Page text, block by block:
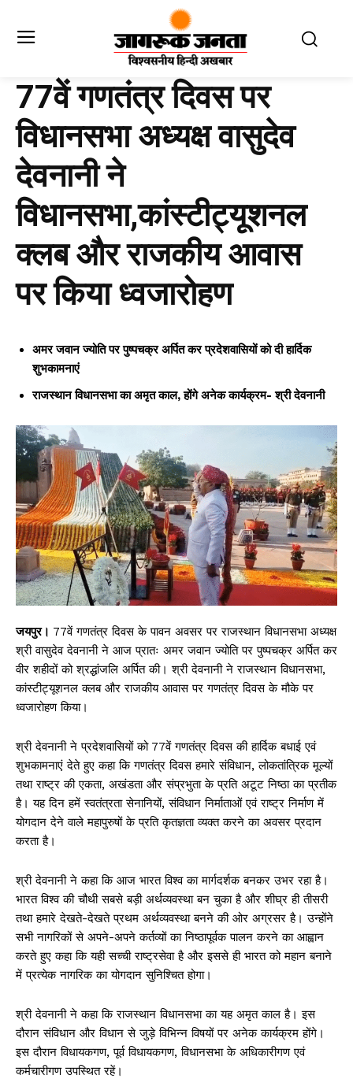
77वें गणतंत्र दिवस पर
विधानसभा अध्यक्ष वासुदेव
देवनानी ने
विधानसभा,कांस्टीट्यूशनल
क्लब और राजकीय आवास
पर किया ध्वजारोहण
अमर जवान ज्योति पर पुष्पचक्र अर्पित कर प्रदेशवासियों को दी हार्दिक
शुभकामनाएं
राजस्थान विधानसभा का अमृत काल, होंगे अनेक कार्यक्रम- श्री देवनानी
जयपुर। 77वें गणतंत्र दिवस के पावन अवसर पर राजस्थान विधानसभा अध्यक्ष
श्री वासुदेव देवनानी ने आज प्रातः अमर जवान ज्योति पर पुष्पचक्र अर्पित कर
वीर शहीदों को श्रद्धांजलि अर्पित की। श्री देवनानी ने राजस्थान विधानसभा,
कांस्टीट्यूशनल क्लब और राजकीय आवास पर गणतंत्र दिवस के मौके पर
ध्वजारोहण किया।
श्री देवनानी ने प्रदेशवासियों को 77वें गणतंत्र दिवस की हार्दिक बधाई एवं
शुभकामनाएं देते हुए कहा कि गणतंत्र दिवस हमारे संविधान, लोकतांत्रिक मूल्यों
तथा राष्ट्र की एकता, अखंडता और संप्रभुता के प्रति अटूट निष्ठा का प्रतीक
है। यह दिन हमें स्वतंत्रता सेनानियों, संविधान निर्माताओं एवं राष्ट्र निर्माण में
योगदान देने वाले महापुरुषों के प्रति कृतज्ञता व्यक्त करने का अवसर प्रदान
करता है।
श्री देवनानी ने कहा कि आज भारत विश्व का मार्गदर्शक बनकर उभर रहा है।
भारत विश्व की चौथी सबसे बड़ी अर्थव्यवस्था बन चुका है और शीघ्र ही तीसरी
तथा हमारे देखते-देखते प्रथम अर्थव्यवस्था बनने की ओर अग्रसर है। उन्होंने
सभी नागरिकों से अपने-अपने कर्तव्यों का निष्ठापूर्वक पालन करने का आह्वान
करते हुए कहा कि यही सच्ची राष्ट्रसेवा है और इससे ही भारत को महान बनाने
में प्रत्येक नागरिक का योगदान सुनिश्चित होगा।
श्री देवनानी ने कहा कि राजस्थान विधानसभा का यह अमृत काल है। इस
दौरान संविधान और विधान से जुड़े विभिन्न विषयों पर अनेक कार्यक्रम होंगे।
इस दौरान विधायकगण, पूर्व विधायकगण, विधानसभा के अधिकारीगण एवं
कर्मचारीगण उपस्थित रहें।